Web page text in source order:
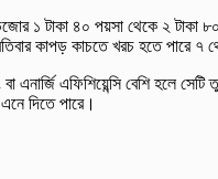
১ টাকা ৪০ পয়সা থেকে ২ টাকা
কাপড় কাচতে খরচ হতে পারে ৭
এফিশিয়েন্সি বেশি হলে
দিতে পারে।